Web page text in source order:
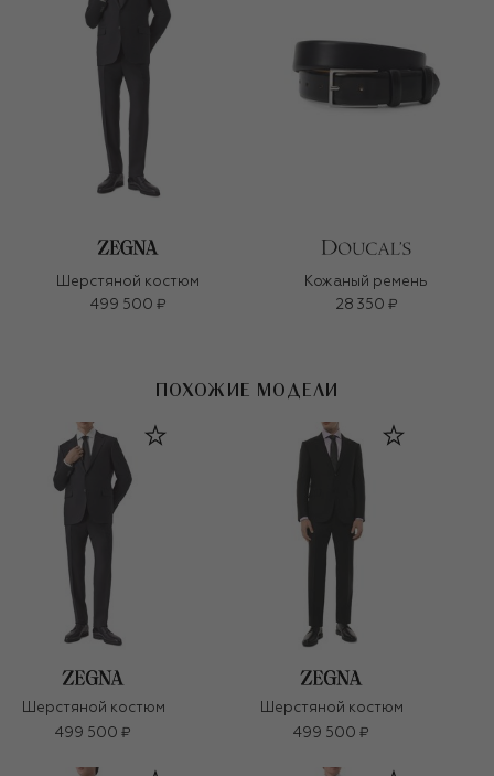
Шерстяной костюм
499 500 ₽
Кожаный ремень
28 350 ₽
ПОХОЖИЕ МОДЕЛИ
Шерстяной костюм
499 500 ₽
Шерстяной костюм
499 500 ₽